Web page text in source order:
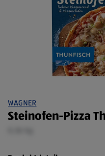
WAGNER
Steinofen-Pizza